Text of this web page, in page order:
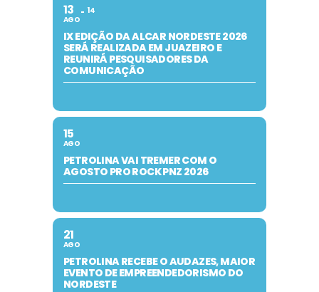
13
AGO
14
IX EDIÇÃO DA ALCAR NORDESTE 2026
SERÁ REALIZADA EM JUAZEIRO E
REUNIRÁ PESQUISADORES DA
COMUNICAÇÃO
15
AGO
PETROLINA VAI TREMER COM O
AGOSTO PRO ROCK PNZ 2026
21
AGO
PETROLINA RECEBE O AUDAZES, MAIOR
EVENTO DE EMPREENDEDORISMO DO
NORDESTE